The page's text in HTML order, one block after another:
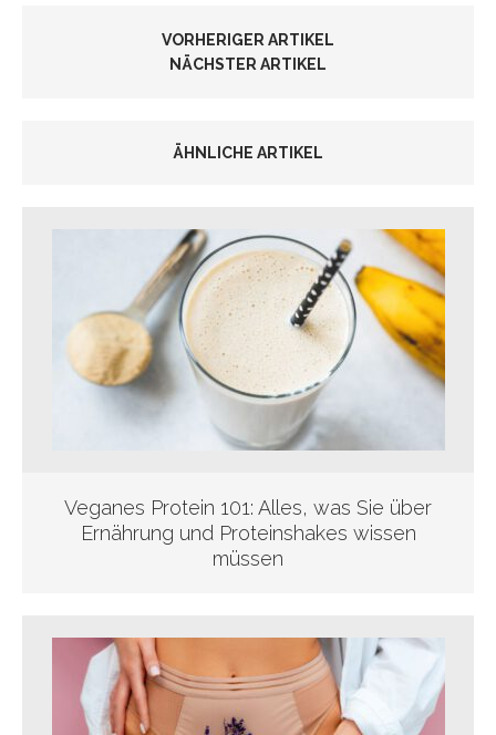
VORHERIGER ARTIKEL
NÄCHSTER ARTIKEL
ÄHNLICHE ARTIKEL
Veganes Protein 101: Alles, was Sie über
Ernährung und Proteinshakes wissen
müssen